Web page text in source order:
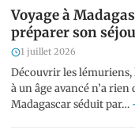
Voyage à
préparer son
1 juillet 2026
Découvrir les lémuriens,
à un âge avancé n’a
Madagascar séduit par…